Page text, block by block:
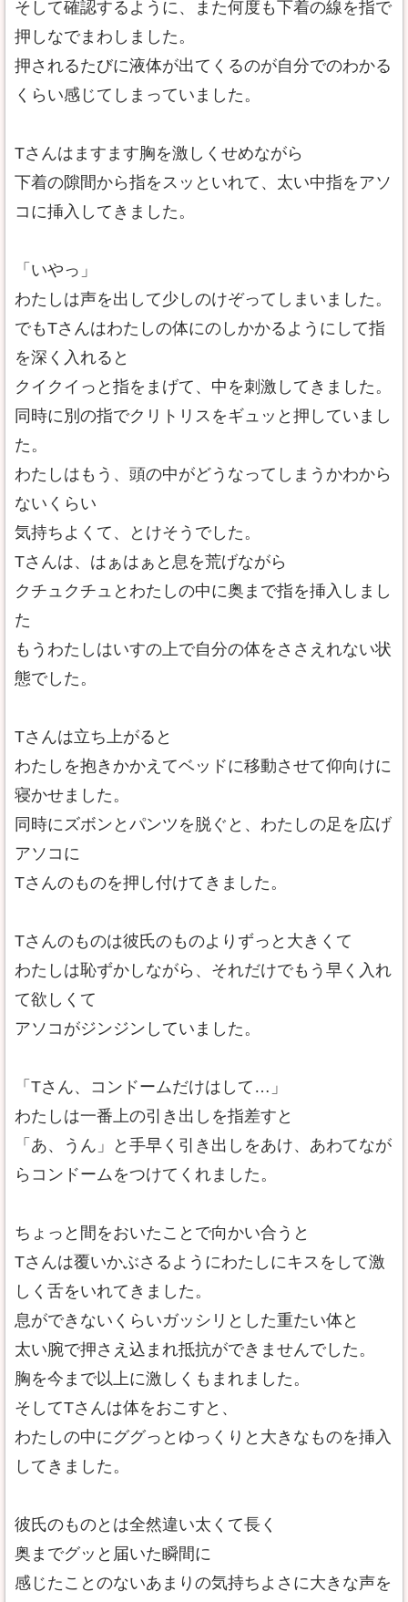
そして確認するように、また何度も下着の線を指で
押しなでまわしました。
押されるたびに液体が出てくるのが自分でのわかる
くらい感じてしまっていました。
Tさんはますます胸を激しくせめながら
下着の隙間から指をスッといれて、太い中指をアソ
コに挿入してきました。
「いやっ」
わたしは声を出して少しのけぞってしまいました。
でもTさんはわたしの体にのしかかるようにして指
を深く入れると
クイクイっと指をまげて、中を刺激してきました。
同時に別の指でクリトリスをギュッと押していまし
た。
わたしはもう、頭の中がどうなってしまうかわから
ないくらい
気持ちよくて、とけそうでした。
Tさんは、はぁはぁと息を荒げながら
クチュクチュとわたしの中に奥まで指を挿入しまし
た
もうわたしはいすの上で自分の体をささえれない状
態でした。
Tさんは立ち上がると
わたしを抱きかかえてベッドに移動させて仰向けに
寝かせました。
同時にズボンとパンツを脱ぐと、わたしの足を広げ
アソコに
Tさんのものを押し付けてきました。
Tさんのものは彼氏のものよりずっと大きくて
わたしは恥ずかしながら、それだけでもう早く入れ
て欲しくて
アソコがジンジンしていました。
「Tさん、コンドームだけはして…」
わたしは一番上の引き出しを指差すと
「あ、うん」と手早く引き出しをあけ、あわてなが
らコンドームをつけてくれました。
ちょっと間をおいたことで向かい合うと
Tさんは覆いかぶさるようにわたしにキスをして激
しく舌をいれてきました。
息ができないくらいガッシリとした重たい体と
太い腕で押さえ込まれ抵抗ができませんでした。
胸を今まで以上に激しくもまれました。
そしてTさんは体をおこすと、
わたしの中にググっとゆっくりと大きなものを挿入
してきました。
彼氏のものとは全然違い太くて長く
奥までグッと届いた瞬間に
感じたことのないあまりの気持ちよさに大きな声を